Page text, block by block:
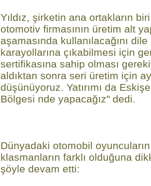
Yıldız, şirketin ana ortakların
otomotiv firmasının üretim alt
aşamasında kullanılacağını
karayollarına çıkabilmesi için
sertifikasına sahip olması
aldıktan sonra seri üretim için
düşünüyoruz. Yatırımı da
Bölgesi nde yapacağız" dedi.
Dünyadaki otomobil
klasmanların farklı olduğuna
şöyle devam etti: